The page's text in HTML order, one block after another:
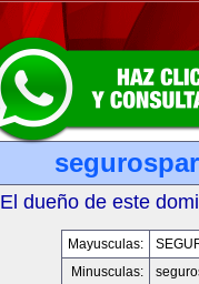
El dueño de este
Mayusculas:
Minusculas: